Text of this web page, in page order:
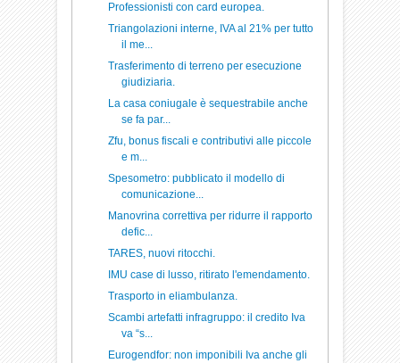
Professionisti con card europea.
Triangolazioni interne, IVA al 21% per tutto
il me...
Trasferimento di terreno per esecuzione
giudiziaria.
La casa coniugale è sequestrabile anche
se fa par...
Zfu, bonus fiscali e contributivi alle piccole
e m...
Spesometro: pubblicato il modello di
comunicazione...
Manovrina correttiva per ridurre il rapporto
defic...
TARES, nuovi ritocchi.
IMU case di lusso, ritirato l'emendamento.
Trasporto in eliambulanza.
Scambi artefatti infragruppo: il credito Iva
va “s...
Eurogendfor: non imponibili Iva anche gli